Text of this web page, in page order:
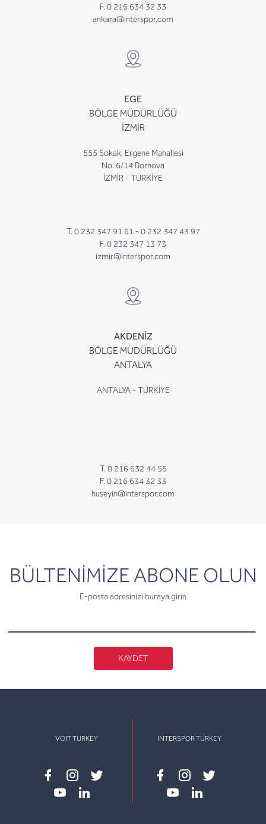
F. 0 216 634 32 33
ankara@interspor.com
EGE
BÖLGE MÜDÜRLÜĞÜ
İZMİR
555 Sokak, Ergene Mahallesi
No. 6/14 Bornova
İZMİR - TÜRKİYE
T. 0 232 347 91 61 - 0 232 347 43 97
F. 0 232 347 13 73
izmir@interspor.com
AKDENİZ
BÖLGE MÜDÜRLÜĞÜ
ANTALYA
ANTALYA - TÜRKİYE
T. 0 216 632 44 55
F. 0 216 634 32 33
huseyin@interspor.com
BÜLTENİMİZE ABONE OLUN
E-posta adresinizi buraya girin
newsletter
KAYDET
VOIT TURKEY
Facebook
instagram
twitter
INTERSPOR TURKEY
Facebook
instagram
twitter